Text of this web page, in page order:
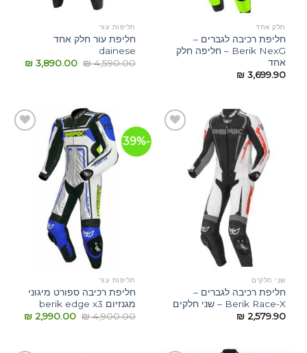
חלק אחד
חליפת רכיבה לגברים –
Berik NexG – חליפה חלק
אחד
₪3,699.90
חליפות עור
חליפת עור חלק אחד
dainese
₪4,590.00
₪3,890.00
שני חלקים
חליפת רכיבה לגברים –
Berik Race-X – שני חלקים
₪2,579.90
-39%
חליפות עור
חליפת רכיבה ספורט מיגוני
מגנזיום berik edge x3
₪4,900.00
₪2,990.00